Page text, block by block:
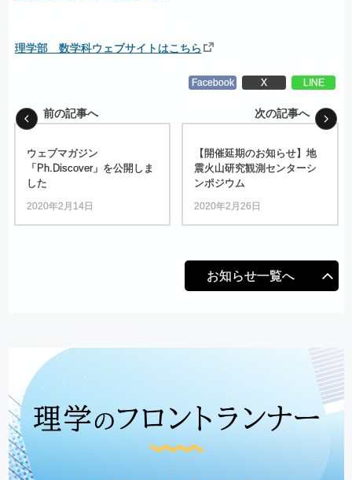
理学部 数学科ウェブサイトはこちら
Facebook X LINE
前の記事へ
ウェブマガジン
「Ph.Discover」を公開しま
した
2020年2月14日
次の記事へ
【開催延期のお知らせ】地
震火山研究観測センターシ
ンポジウム
2020年2月26日
お知らせ一覧へ